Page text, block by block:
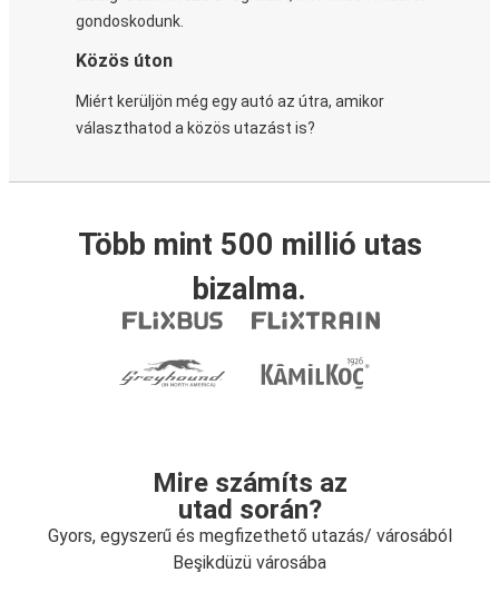
gondoskodunk.
Közös úton
Miért kerüljön még egy autó az útra, amikor
választhatod a közös utazást is?
Több mint 500 millió utas
bizalma.
Mire számíts az
utad során?
Gyors, egyszerű és megfizethető utazás/ városából
Beşikdüzü városába